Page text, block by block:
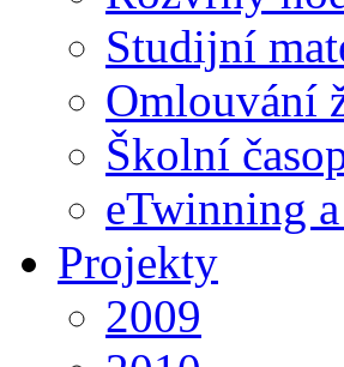
Studijní
Omlouvání
Školní
eTwinning
Projekty
2009